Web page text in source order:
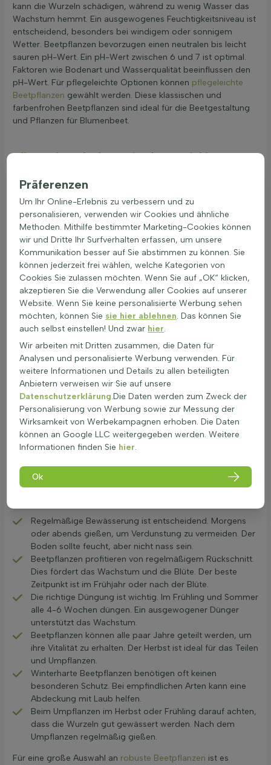
kann die Wurzeln schädigen, während zu wenig Wasser das
Wachstum hemmt. Ein ausgewogenes Feuchtigkeitsniveau ist
entscheidend, besonders bei windigem oder sonnigem
Wetter. Beetpflanzen bevorzugen einen neutralen bis leicht
sauren pH-Wert. Ein pH-Wert zwischen 6 und 7 ist optimal.
Faktoren wie Bodenart und Wasserqualität beeinflussen den
pH-Wert. Für pflegeleichte Optionen können pflegeleichte
Beetpflanzen gewählt werden. Diese klassischen und
farbenfrohen Beetpflanzen sind ideal für die Beetgestaltung
und Pflanzen für Blumenbeet.
Pflanzzeitpunkt für optimale Entwicklung
wenn sie in Töpfen geliefert werden, außer bei Frost. Pflanzen
mit Wurzelballen oder nackten Wurzeln sollten im Frühjahr
oder Herbst gepflanzt werden. Die Wahl des richtigen
Zeitpunkts ist entscheidend für das Wachstum und die
Entwicklung der Pflanzen für Blumenbeet. Der Pflanzabstand
von Beetpflanzen hängt von der Art, der Größe beim Pflanzen
und der Wachstumsrate ab. Für eine optimale Beetgestaltung
ist es wichtig, die Anzahl der Pflanzen pro Meter zu beachten.
Diese Informationen sind auf der Heijnen Produktseite zu
finden. Die richtige Bodenbearbeitung ist entscheidend für
die Gesundheit der Gartenbeetpflanzen. Der Boden sollte gut
gelockert und mit Kompost angereichert werden, um die
klassischen Beetpflanzen ist es wichtig, das Pflanzloch
ausreichend groß zu machen. Nach dem Einsetzen der
Pflanzen sollte der Boden gut angedrückt und gründlich
gewässert werden. Regelmäßiges Gießen ist besonders in
den ersten Wochen wichtig, um die Wurzeln zu unterstützen.
Entdeckeschöne Beetpflanzenfür deinen Garten.
Pflege für gesunde und farbintensive
Beetpflanzen, auch bekannt als Rabattenpflanzen oder
Regelmäßige Bewässerung ist entscheidend. Morgens
oder abends gießen, um Verdunstung zu vermeiden. Der
Boden sollte feucht, aber nicht nass sein.
Beetpflanzen profitieren von regelmäßigem Rückschnitt.
Dies fördert das Wachstum und die Blüte. Der beste
Zeitpunkt ist im Frühjahr oder nach der Blüte.
Die richtige Düngung ist wichtig. Im Frühling und Sommer
alle 4-6 Wochen düngen. Ein ausgewogener Dünger
unterstützt das Wachstum.
Beetpflanzen können alle paar Jahre geteilt werden, um
ihre Vitalität zu erhalten. Der Herbst ist ideal für das Teilen
und Umpflanzen.
Winterharte Beetpflanzen benötigen oft keinen
besonderen Schutz. Bei empfindlichen Arten kann eine
Abdeckung mit Laub helfen.
Beim Umpflanzen im Herbst oder Frühling darauf achten,
dass die Wurzeln gut gewässert werden. Nach dem
Umpflanzen regelmäßig gießen.
Für eine große Auswahl an robuste Beetpflanzen ist es
Präferenzen
Um Ihr Online-Erlebnis zu verbessern und zu
personalisieren, verwenden wir Cookies und ähnliche
Methoden. Mithilfe bestimmter Marketing-Cookies können
wir und Dritte Ihr Surfverhalten erfassen, um unsere
Kommunikation besser auf Sie abstimmen zu können. Sie
können jederzeit frei wählen, welche Kategorien von
Cookies Sie zulassen möchten. Wenn Sie auf „OK“ klicken,
akzeptieren Sie die Verwendung aller Cookies auf unserer
Website. Wenn Sie keine personalisierte Werbung sehen
möchten, können Sie sie hier ablehnen. Das können Sie
auch selbst einstellen! Und zwar hier.
Wir arbeiten mit Dritten zusammen, die Daten für
Analysen und personalisierte Werbung verwenden. Für
weitere Informationen und Details zu allen beteiligten
Anbietern verweisen wir Sie auf unsere
Datenschutzerklärung.Die Daten werden zum Zweck der
Personalisierung von Werbung sowie zur Messung der
Wirksamkeit von Werbekampagnen erhoben. Die Daten
können an Google LLC weitergegeben werden. Weitere
Informationen finden Sie hier.
Ok